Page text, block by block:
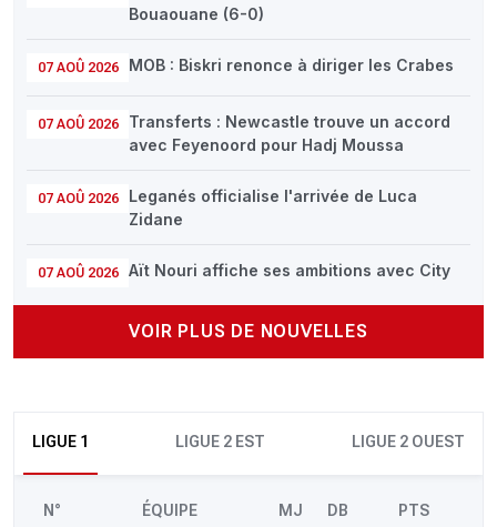
Bouaouane (6-0)
07 AOÛ 2026 MOB : Biskri renonce à diriger les Crabes
07 AOÛ 2026
Transferts : Newcastle trouve un accord
avec Feyenoord pour Hadj Moussa
07 AOÛ 2026
Leganés officialise l'arrivée de Luca
Zidane
07 AOÛ 2026 Aït Nouri affiche ses ambitions avec City
VOIR PLUS DE NOUVELLES
LIGUE 1 LIGUE 2 EST LIGUE 2 OUEST
N° ÉQUIPE MJ DB PTS